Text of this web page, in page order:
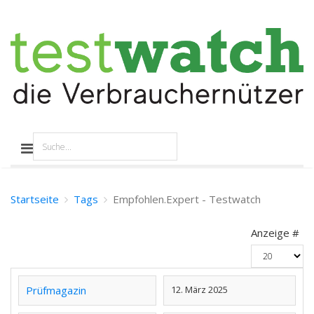
Startseite Tags Empfohlen.Expert - Testwatch
Anzeige #
Prüfmagazin 12. März 2025